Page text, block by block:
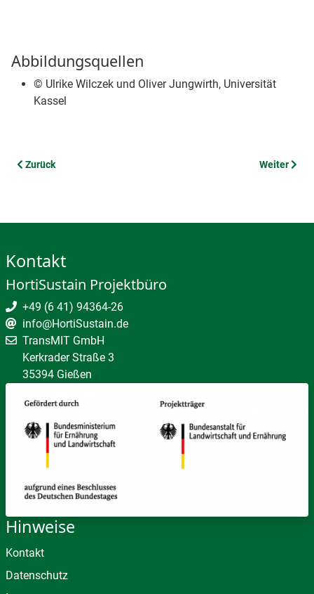
Abbildungsquellen
© Ulrike Wilczek und Oliver Jungwirth, Universität
Kassel
Vorheriger Beitrag: MONITOR
Zurück Nächster
Weiter
Kontakt
HortiSustain Projektbüro
+49 (6 41) 94364-26
info@HortiSustain.de
TransMIT GmbH
Kerkrader Straße 3
35394 Gießen
Hinweise
Kontakt
Datenschutz